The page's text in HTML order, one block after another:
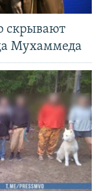
скрывают
Мухаммеда